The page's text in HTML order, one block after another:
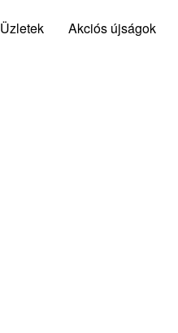
Üzletek Akciós újságok